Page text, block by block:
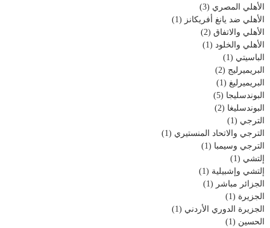
الأهلي المصري (3)
الأهلي ضد يانغ أفريكانز (1)
الأهلي والاتفاق (2)
الأهلي والخلود (1)
الباسيتي (1)
البريميرليج (2)
البريميرليغ (1)
البوندسليجا (5)
البوندسليغا (2)
الترجي (1)
الترجي والاتحاد المنستيري (1)
الترجي وسيمبا (1)
إلتشي (1)
إلتشي وإشبيلية (1)
الجزائر مباشر (1)
الجزيرة (1)
الجزيرة الدوري الأردني (1)
الحسين (1)